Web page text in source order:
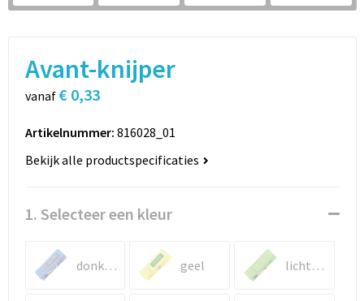
Sport
Vrije tijd en Strand
Spellen voor binnen en buiten
Persoonlijke verzorging
Rugzakken
Schoudertassen
Boodschappentassen
Jute tassen
Katoenen draagtassen
Toilettassen
Avant-knijper
vanaf € 0,33
Artikelnummer: 816028_01
Bekijk alle productspecificaties
1. Selecteer een kleur
donkerblauw geel lichtgroen